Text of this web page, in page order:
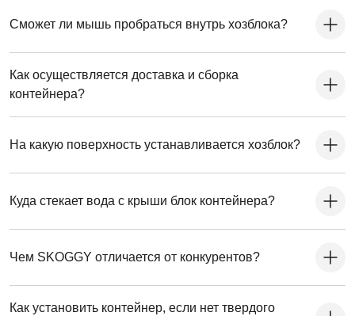
Сможет ли мышь пробраться внутрь хозблока?
Как осуществляется доставка и сборка
контейнера?
На какую поверхность устанавливается хозблок?
Куда стекает вода с крыши блок контейнера?
Чем SKOGGY отличается от конкурентов?
Как установить контейнер, если нет твердого